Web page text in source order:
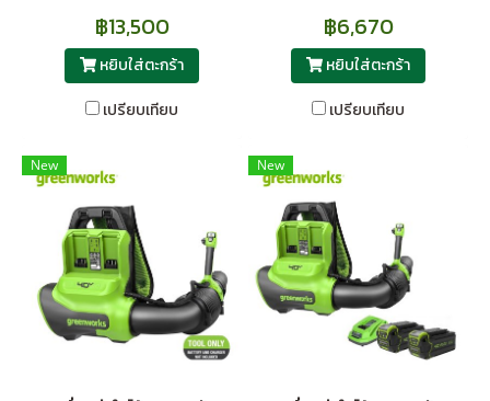
฿13,500
หยิบใส่ตะกร้า
เปรียบเทียบ
฿6,670
หยิบใส่ตะกร้า
เปรียบเทียบ
New New